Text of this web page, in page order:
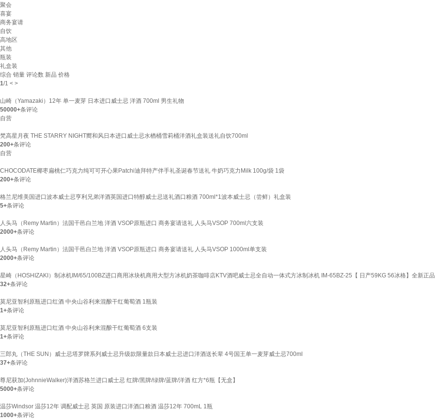
聚会
喜宴
商务宴请
自饮
高地区
其他
瓶装
礼盒装
综合 销量 评论数 新品 价格
1/1 < >
山崎（Yamazaki）12年 单一麦芽 日本进口威士忌 洋酒 700ml 男生礼物
50000+条评论
自营
梵高星月夜 THE STARRY NIGHT嚮和风日本进口威士忌水楢桶雪莉桶洋酒礼盒装送礼自饮700ml
200+条评论
自营
CHOCODATE椰枣扁桃仁巧克力纯可可开心果Patchi迪拜特产伴手礼圣诞春节送礼 牛奶巧克力Milk 100g/袋 1袋
200+条评论
格兰尼维美国进口波本威士忌亨利兄弟洋酒英国进口特醇威士忌送礼酒口粮酒 700ml*1波本威士忌（尝鲜）礼盒装
5+条评论
人头马（Remy Martin）法国干邑白兰地 洋酒 VSOP原瓶进口 商务宴请送礼 人头马VSOP 700ml六支装
2000+条评论
人头马（Remy Martin）法国干邑白兰地 洋酒 VSOP原瓶进口 商务宴请送礼 人头马VSOP 1000ml单支装
2000+条评论
星崎（HOSHIZAKI）制冰机IM/65/100BZ进口商用冰块机商用大型方冰机奶茶咖啡店KTV酒吧威士忌全自动一体式方冰制冰机 IM-65BZ-25【 日产59KG 56冰格】全新正品
32+条评论
莫尼亚智利原瓶进口红酒 中央山谷利来混酿干红葡萄酒 1瓶装
1+条评论
莫尼亚智利原瓶进口红酒 中央山谷利来混酿干红葡萄酒 6支装
1+条评论
三郎丸（THE SUN）威士忌塔罗牌系列威士忌升级款限量款日本威士忌进口洋酒送长辈 4号国王单一麦芽威士忌700ml
37+条评论
尊尼获加(JohnnieWalker)洋酒苏格兰进口威士忌 红牌/黑牌/绿牌/蓝牌/洋酒 红方*6瓶【无盒】
5000+条评论
温莎Windsor 温莎12年 调配威士忌 英国 原装进口洋酒口粮酒 温莎12年 700mL 1瓶
1000+条评论